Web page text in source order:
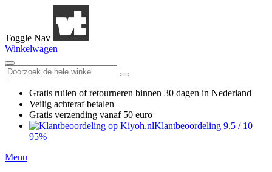
Toggle Nav
Winkelwagen
Gratis ruilen of retourneren binnen 30 dagen in Nederland
Veilig achteraf betalen
Gratis verzending vanaf 50 euro
Klantbeoordeling 9.5 / 10
95%
Menu